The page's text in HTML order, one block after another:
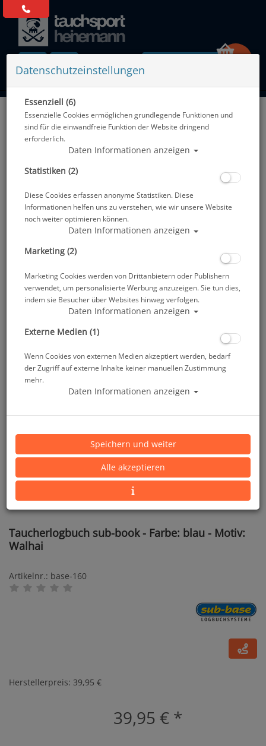
Alle Artikel zeigen aus: Logbücher - Fischkarten - Stempel
Taucherlogbuch sub-book - Farbe: blau - Motiv:
Walhai
Artikelnr.: base-160
Herstellerpreis: 39,95 €
39,95 € *
Datenschutzeinstellungen
Essenziell (6)
Essenzielle Cookies ermöglichen grundlegende Funktionen und
sind für die einwandfreie Funktion der Website dringend
erforderlich.
Daten Informationen anzeigen
Statistiken (2)
Diese Cookies erfassen anonyme Statistiken. Diese
Informationen helfen uns zu verstehen, wie wir unsere Website
noch weiter optimieren können.
Daten Informationen anzeigen
Marketing (2)
Marketing Cookies werden von Drittanbietern oder Publishern
verwendet, um personalisierte Werbung anzuzeigen. Sie tun dies,
indem sie Besucher über Websites hinweg verfolgen.
Daten Informationen anzeigen
Externe Medien (1)
Wenn Cookies von externen Medien akzeptiert werden, bedarf
der Zugriff auf externe Inhalte keiner manuellen Zustimmung
mehr.
Daten Informationen anzeigen
Speichern und weiter
Alle akzeptieren